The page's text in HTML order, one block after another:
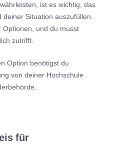
ist es wichtig, das
Situation auszufüllen.
Optionen, und du musst
zutrifft.
Option benötigst du
von deiner Hochschule
für